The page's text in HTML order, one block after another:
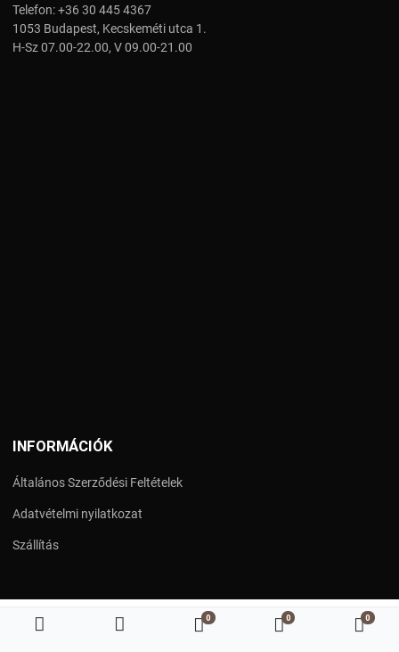
Kedvenc termékeim
0 Összehasonlítás
0 Kosár
0
Telefon:+36 30 445 4367
1053 Budapest, Kecskeméti utca 1.
H-Sz 07.00-22.00, V 09.00-21.00
INFORMÁCIÓK
Általános Szerződési Feltételek
Adatvételmi nyilatkozat
Szállítás